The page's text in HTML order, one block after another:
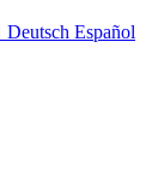
Deutsch Español